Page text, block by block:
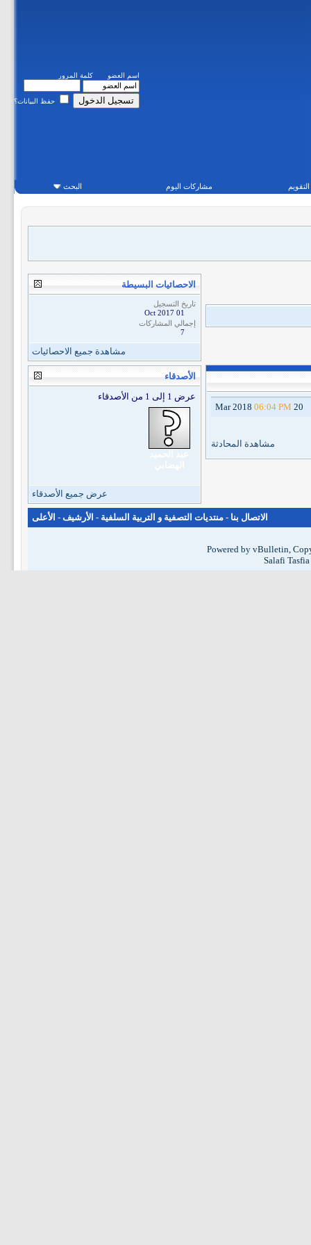
اسم العضو كلمة المرور
حفظ البيانات؟
التقويم مشاركات اليوم البحث
20 Mar 2018
06:04 PM
مشاهدة المحادثة
الاحصائيات البسيطة
تاريخ التسجيل
01 Oct 2017
إجمالي المشاركات
7
مشاهدة جميع الاحصائيات
الأصدقاء
عرض 1 إلى 1 من الأصدقاء
عرض جميع الأصدقاء
الاتصال بنا - منتديات التصفية و التربية السلفية - الأرشيف - الأعلى
Powered by vBulletin,
Salafi